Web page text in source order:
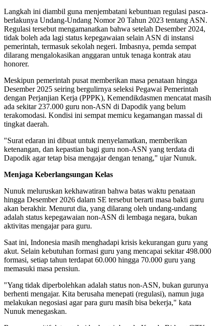
Langkah ini diambil guna menjembatani kebuntuan regulasi pasca-
berlakunya Undang-Undang Nomor 20 Tahun 2023 tentang ASN.
Regulasi tersebut mengamanatkan bahwa setelah Desember 2024,
tidak boleh ada lagi status kepegawaian selain ASN di instansi
pemerintah, termasuk sekolah negeri. Imbasnya, pemda sempat
dilarang mengalokasikan anggaran untuk tenaga kontrak atau
honorer.
Meskipun pemerintah pusat memberikan masa penataan hingga
Desember 2025 seiring bergulirnya seleksi Pegawai Pemerintah
dengan Perjanjian Kerja (PPPK), Kemendikdasmen mencatat masih
ada sekitar 237.000 guru non-ASN di Dapodik yang belum
terakomodasi. Kondisi ini sempat memicu kegamangan massal di
tingkat daerah.
"Surat edaran ini dibuat untuk menyelamatkan, memberikan
ketenangan, dan kepastian bagi guru non-ASN yang terdata di
Dapodik agar tetap bisa mengajar dengan tenang," ujar Nunuk.
Menjaga Keberlangsungan Kelas
Nunuk meluruskan kekhawatiran bahwa batas waktu penataan
hingga Desember 2026 dalam SE tersebut berarti masa bakti guru
akan berakhir. Menurut dia, yang dilarang oleh undang-undang
adalah status kepegawaian non-ASN di lembaga negara, bukan
aktivitas mengajar para guru.
Saat ini, Indonesia masih menghadapi krisis kekurangan guru yang
akut. Selain kebutuhan formasi guru yang mencapai sekitar 498.000
formasi, setiap tahun terdapat 60.000 hingga 70.000 guru yang
memasuki masa pensiun.
"Yang tidak diperbolehkan adalah status non-ASN, bukan gurunya
berhenti mengajar. Kita berusaha menepati (regulasi), namun juga
melakukan negosiasi agar para guru masih bisa bekerja," kata
Nunuk menegaskan.